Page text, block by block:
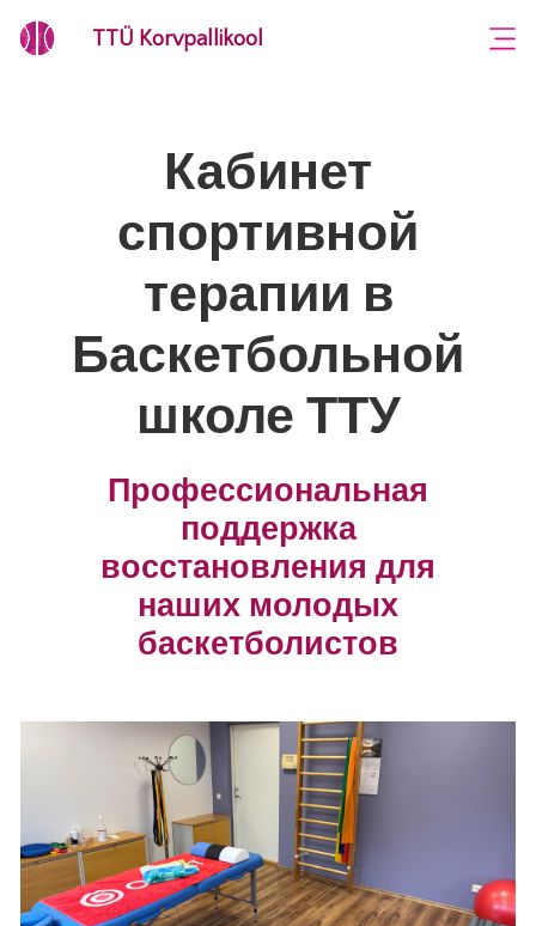
TTÜ Korvpallikool ×
Кабинет
спортивной
терапии в
Баскетбольной
школе ТТУ
Профессиональная
поддержка
восстановления для
наших молодых
баскетболистов